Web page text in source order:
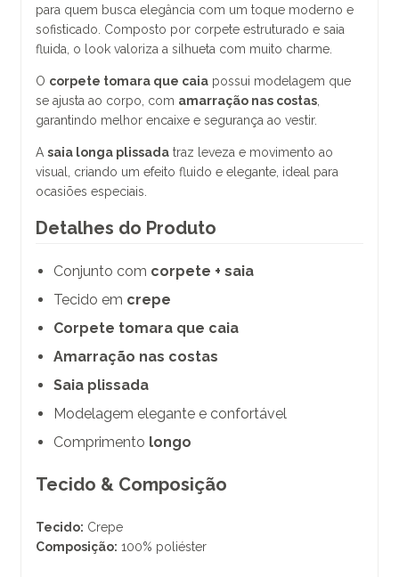
para quem busca elegância com um toque moderno e
sofisticado. Composto por corpete estruturado e saia
fluida, o look valoriza a silhueta com muito charme.
O corpete tomara que caia possui modelagem que
se ajusta ao corpo, com amarração nas costas
garantindo melhor encaixe e segurança ao vestir.
A saia longa plissada traz leveza e movimento ao
visual, criando um efeito fluido e elegante, ideal para
ocasiões especiais.
Detalhes do Produto
Conjunto com corpete + saia
Tecido em crepe
Corpete tomara que caia
Amarração nas costas
Saia plissada
Modelagem elegante e confortável
Comprimento longo
Tecido & Composição
Tecido: Crepe
Composição: 100% poliéster